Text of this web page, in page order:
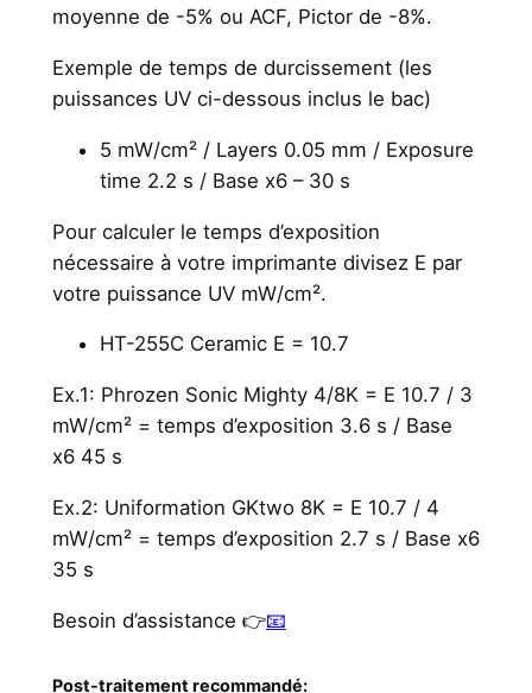
moyenne de -5% ou ACF, Pictor de -8%.
Exemple de temps de durcissement (les
puissances UV ci-dessous inclus le bac)
5 mW/cm² / Layers 0.05 mm / Exposure
time 2.2 s / Base x6 – 30 s
Pour calculer le temps d’exposition
nécessaire à votre imprimante divisez E par
votre puissance UV mW/cm².
HT-255C Ceramic E = 10.7
Ex.1: Phrozen Sonic Mighty 4/8K = E 10.7 / 3
mW/cm² = temps d’exposition 3.6 s / Base
x6 45 s
Ex.2: Uniformation GKtwo 8K = E 10.7 / 4
mW/cm² = temps d’exposition 2.7 s / Base x6
35 s
Besoin d’assistance 👉📧
Post-traitement recommandé: